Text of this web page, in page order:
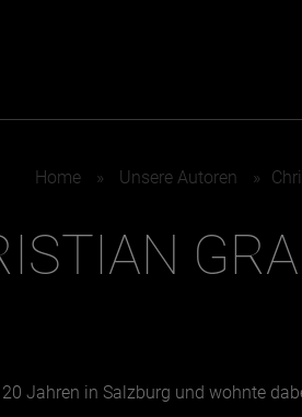
Essen & Trinken
Sehenswürdig
Home » Unsere Autoren »
Jahren in Salzburg und wohnte